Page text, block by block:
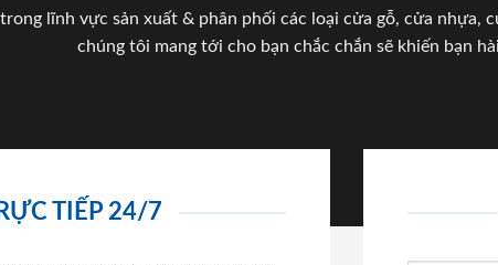
lĩnh vực sản xuất & phân phối các loại cửa gỗ, cửa nhựa,
chúng tôi mang tới cho bạn chắc chắn sẽ khiến bạn
TIẾP 24/7